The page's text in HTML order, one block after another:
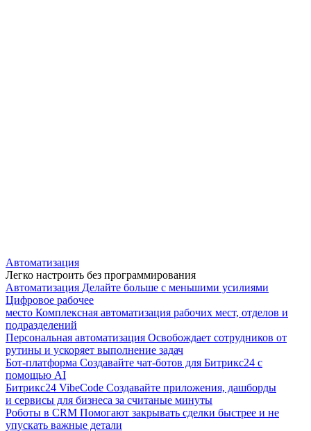
Автоматизация
Легко настроить без программирования
Автоматизация Делайте больше с меньшими усилиями
Цифровое рабочее
место Комплексная автоматизация рабочих мест, отделов и
подразделений
Персональная автоматизация Освобождает сотрудников от
рутины и ускоряет выполнение задач
Бот-платформа Создавайте чат-ботов для Битрикс24 с
помощью AI
Битрикс24 VibeCode Создавайте приложения, дашборды
и сервисы для бизнеса за считаные минуты
Роботы в CRM Помогают закрывать сделки быстрее и не
упускать важные детали